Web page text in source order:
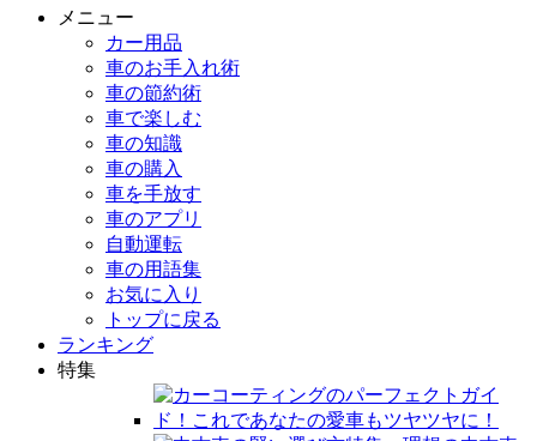
メニュー
カー用品
車のお手入れ術
車の節約術
車で楽しむ
車の知識
車の購入
車を手放す
車のアプリ
自動運転
車の用語集
お気に入り
トップに戻る
ランキング
特集